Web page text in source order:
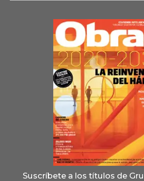
Suscríbete a los títulos de